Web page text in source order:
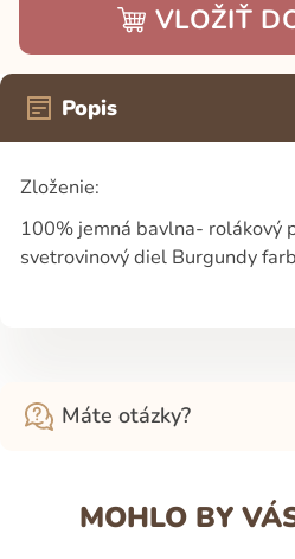
VLOŽIŤ
Popis
Zloženie:
100% jemná bavlna- rolákový
svetrovinový diel Burgundy
Máte otázky?
MOHLO BY